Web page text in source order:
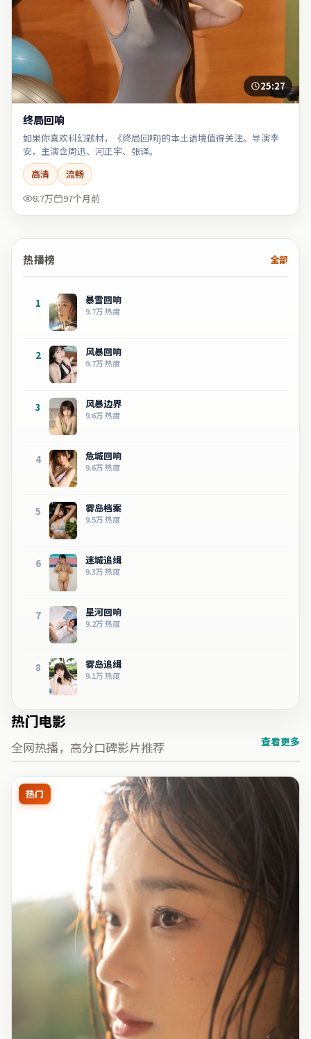
25:27
终局回响
如果你喜欢科幻题材，《终局回响}的本土语境值得关注。导演李
安，主演含周迅、河正宇、张译。
高清
流畅
8.7万
97个月前
热播榜 全部
1 暴雪回响
9.7万热度
2 风暴回响
9.7万热度
3 风暴边界
9.6万热度
4 危城回响
9.6万热度
5 雾岛档案
9.5万热度
6 迷城追缉
9.3万热度
7 星河回响
9.2万热度
8 雾岛追缉
9.1万热度
热门电影
全网热播，高分口碑影片推荐 查看更多
热门